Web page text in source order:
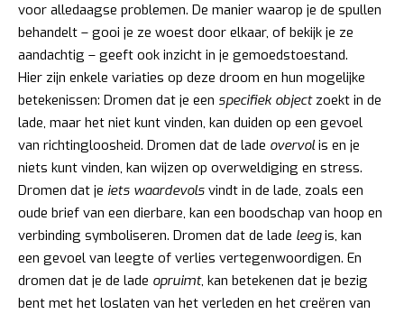
voor alledaagse problemen. De manier waarop je de spullen
behandelt – gooi je ze woest door elkaar, of bekijk je ze
aandachtig – geeft ook inzicht in je gemoedstoestand.
Hier zijn enkele variaties op deze droom en hun mogelijke
betekenissen: Dromen dat je een specifiek objectzoekt in de
lade, maar het niet kunt vinden, kan duiden op een gevoel
van richtingloosheid. Dromen dat de lade overvolis en je
niets kunt vinden, kan wijzen op overweldiging en stress.
Dromen dat je iets waardevols vindt in de lade, zoals een
oude brief van een dierbare, kan een boodschap van hoop en
verbinding symboliseren. Dromen dat de lade leegis, kan
een gevoel van leegte of verlies vertegenwoordigen. En
dromen dat je de lade opruimt, kan betekenen dat je bezig
bent met het loslaten van het verleden en het creëren van